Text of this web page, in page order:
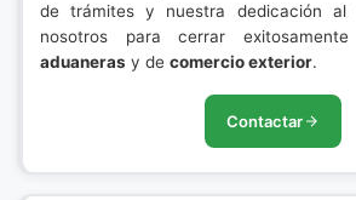
de trámites y nuestra dedicación al
nosotros para cerrar
aduaneras y de comercio exterior.
Contactar